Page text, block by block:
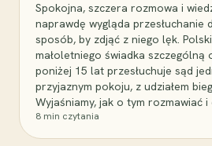
Spokojna, szczera rozmowa i
naprawdę wygląda przesłuchanie
sposób, by zdjąć z niego lęk.
małoletniego świadka szczególną
poniżej 15 lat przesłuchuje sąd
przyjaznym pokoju, z udziałem
Wyjaśniamy, jak o tym rozmawiać
8 min czytania